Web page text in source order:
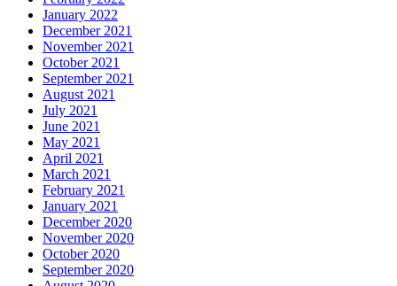
January 2022
December 2021
November 2021
October 2021
September 2021
August 2021
July 2021
June 2021
May 2021
April 2021
March 2021
February 2021
January 2021
December 2020
November 2020
October 2020
September 2020